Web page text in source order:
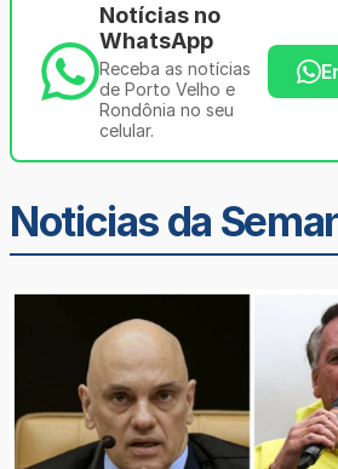
Notícias no
WhatsApp
Receba as notícias
de Porto Velho e
Rondônia no seu
celular.
Noticias da